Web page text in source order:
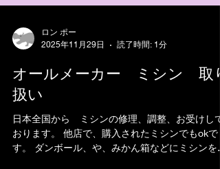
ロン ポー
2025年11月29日
読了時間: 1分
オールメーカー ミシン 取り
扱い
日本全国から ミシンの修理、調整、お受けして
おります。 他店で、購入されたミシンでもokで
す。 ダンボール、や、みかん箱などにミシンを入